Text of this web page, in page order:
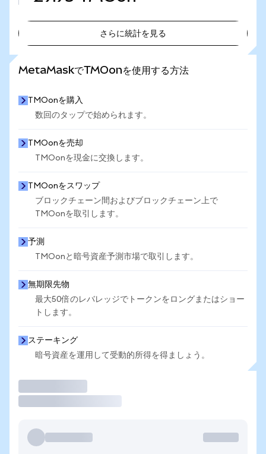
さらに統計を見る
MetaMaskでTMOonを使用する方法
TMOonを購入
数回のタップで始められます。
TMOonを売却
TMOonを現金に交換します。
TMOonをスワップ
ブロックチェーン間およびブロックチェーン上で
TMOonを取引します。
予測
TMOonと暗号資産予測市場で取引します。
無期限先物
最大50倍のレバレッジでトークンをロングまたはショー
トします。
ステーキング
暗号資産を運用して受動的所得を得ましょう。